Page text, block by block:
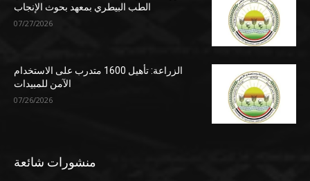
الطب البيطري بمعهد بحوث الإنجاب
07/27/2026
الزراعة: تأهيل 1600 متدرب على الاستخدام
الآمن للمبيدات
07/26/2026
منشورات شائعة